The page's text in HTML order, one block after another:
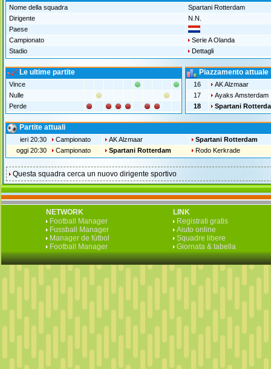
Nome della squadra
Spartani Rotterdam
Dirigente
N.N.
Paese
Campionato
Serie A Olanda
Stadio
Dettagli
Le ultime partite
Vince
Nulle
Perde
Piazzamento attuale
16
AK Alzmaar
17
Ayaks Amsterdam
18
Spartani
Partite attuali
ieri 20:30 Campionato AK Alzmaar
Spartani Rotterdam
oggi 20:30
Campionato Spartani Rotterdam Rodo Kerkrade
Questa squadra cerca un nuovo dirigente sportivo
NETWORK
Football Manager
Fussball Manager
Manager de fútbol
Football Manager
LINK
Registrati gratis
Aiuto online
Squadre libere
Giornata & tabella